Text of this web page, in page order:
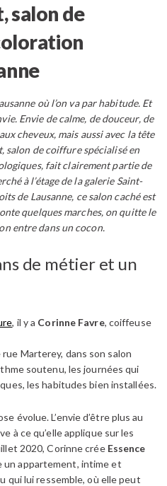
salon de
où l’on va par habitude. Et
Envie de calme, de douceur, de
cheveux, mais aussi avec la tête
salon de coiffure spécialisé en
fait clairement partie de
à l’étage de la galerie Saint-
de Lausanne, ce salon caché est
quelques marches, on quitte le
entre dans un cocon.
de métier et un
, il y a Corinne Favre, coiffeuse
Marterey, dans son salon
soutenu, les journées qui
les habitudes bien installées.
évolue. L’envie d’être plus au
à ce qu’elle applique sur les
2020, Corinne crée Essence
un appartement, intime et
qui lui ressemble, où elle peut